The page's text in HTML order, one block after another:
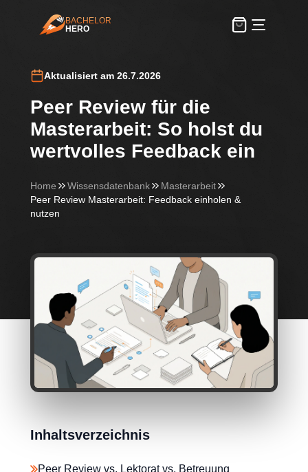
BachelorHero
BACHELOR
HERO
Aktualisiert am 26.7.2026
Peer Review für die
Masterarbeit: So holst du
wertvolles Feedback ein
Home Wissensdatenbank
Masterarbeit
Peer Review Masterarbeit: Feedback einholen &
nutzen
Inhaltsverzeichnis
Peer Review vs. Lektorat vs. Betreuung